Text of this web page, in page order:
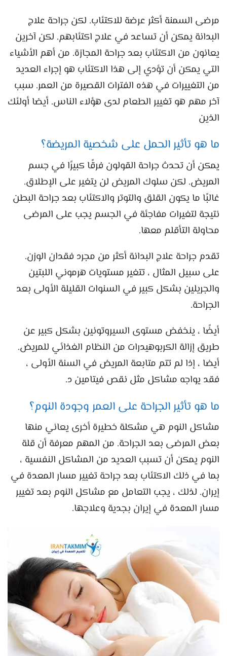
مرضى السمنة أكثر عرضة للاكتئاب. لكن جراحة علاج
البدانة يمكن أن تساعد في علاج اكتئابهم. لكن آخرين
يعانون من الاكتئاب بعد جراحة المجازة. من أهم الأشياء
التي يمكن أن تؤدي إلى هذا الاكتئاب هو إجراء العديد
من التغييرات في هذه الفترات القصيرة من العمر. سبب
آخر مهم هو تغيير الطعام لدى هؤلاء الناس. أيضا أولئك
الذين
ما هو تأثير الحمل على شخصية المريضة؟
يمكن أن تحدث جراحة القولون فرقًا كبيرًا في جسم
المريض. لكن سلوك المريض لن يتغير على الإطلاق.
غالبًا ما يكون القلق والتوتر والاكتئاب بعد جراحة البطن
نتيجة لتغيرات مفاجئة في الجسم يجب على المرضى
محاولة التأقلم معها.
تقدم جراحة علاج البدانة أكثر من مجرد فقدان الوزن.
على سبيل المثال ، تتغير مستويات هرموني اللبتين
والجريلين بشكل كبير في السنوات القليلة الأولى بعد
الجراحة.
أيضًا ، ينخفض ​​مستوى السيروتونين بشكل كبير عن
طريق إزالة الكربوهيدرات من النظام الغذائي للمريض.
أيضا ، إذا لم تتم متابعة المريض في السنة الأولى ،
فقد يواجه مشاكل مثل نقص فيتامين د.
ما هو تأثير الجراحة على العمر وجودة النوم؟
مشاكل النوم هي مشكلة خطيرة أخرى يعاني منها
بعض المرضى بعد الجراحة. من المهم معرفة أن قلة
النوم يمكن أن تسبب العديد من المشاكل النفسية ،
بما في ذلك الاكتئاب بعد جراحة تغيير مسار المعدة في
إيران. لذلك ، يجب التعامل مع مشاكل النوم بعد تغيير
مسار المعدة في إيران بجدية وعلاجها.